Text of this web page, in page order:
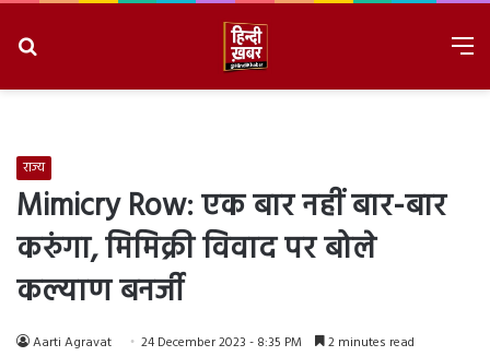
राज्य
Mimicry Row: एक बार नहीं बार-बार
करुंगा, मिमिक्री विवाद पर बोले
कल्याण बनर्जी
Aarti Agravat 24 December 2023 - 8:35 PM 2 minutes read